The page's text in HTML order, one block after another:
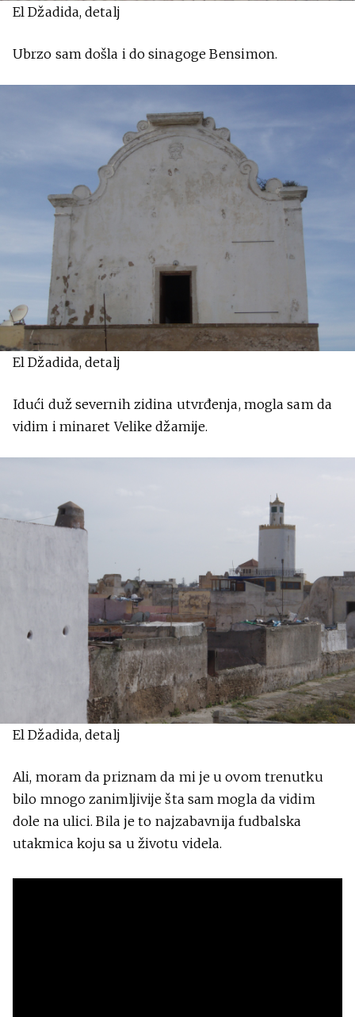
El Džadida, detalj
Ubrzo sam došla i do sinagoge Bensimon.
El Džadida, detalj
Idući duž severnih zidina utvrđenja, mogla sam da
vidim i minaret Velike džamije.
El Džadida, detalj
Ali, moram da priznam da mi je u ovom trenutku
bilo mnogo zanimljivije šta sam mogla da vidim
dole na ulici. Bila je to najzabavnija fudbalska
utakmica koju sa u životu videla.